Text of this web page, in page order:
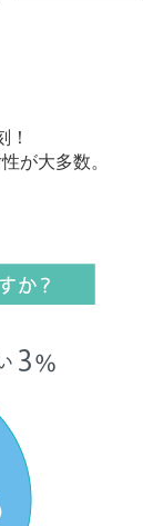
！
が大多数。